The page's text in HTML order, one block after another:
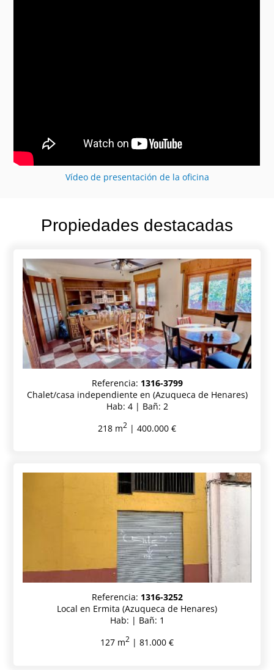
Vídeo de presentación de la oficina
Propiedades destacadas
Referencia: 1316-3799
Chalet/casa independiente en (Azuqueca de Henares)
Hab: 4 | Bañ: 2
218 m2 | 400.000 €
Referencia: 1316-3252
Local en Ermita (Azuqueca de Henares)
Hab: | Bañ: 1
127 m2 | 81.000 €